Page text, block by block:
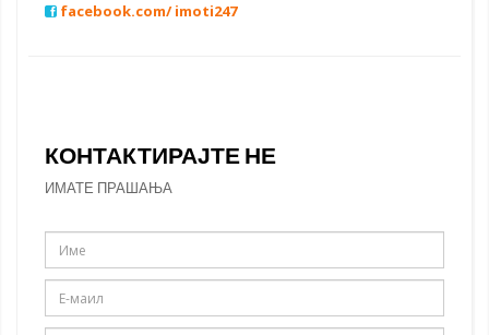
facebook.com/ imoti247
КОНТАКТИРАЈТЕ НЕ
ИМАТЕ ПРАШАЊА